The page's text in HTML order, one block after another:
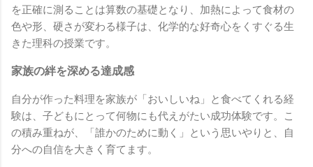
を正確に測ることは算数の基礎となり、加熱によって食材の
色や形、硬さが変わる様子は、化学的な好奇心をくすぐる生
きた理科の授業です。
家族の絆を深める達成感
自分が作った料理を家族が「おいしいね」と食べてくれる経
験は、子どもにとって何物にも代えがたい成功体験です。こ
の積み重ねが、「誰かのために動く」という思いやりと、自
分への自信を大きく育てます。